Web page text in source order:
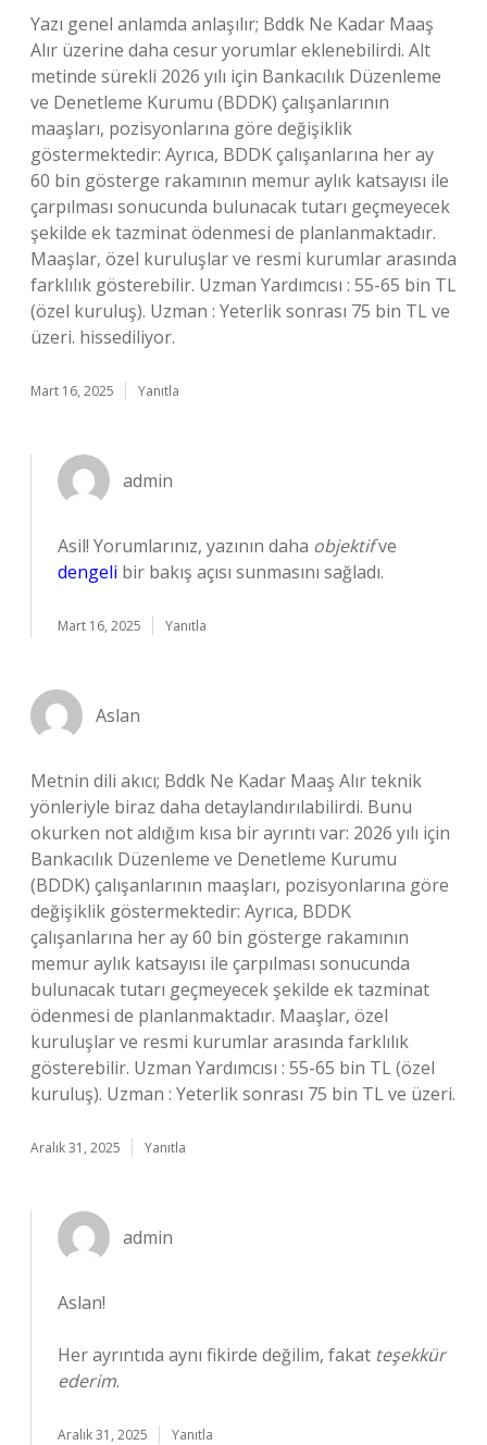
Yazı genel anlamda anlaşılır; Bddk Ne Kadar Maaş
Alır üzerine daha cesur yorumlar eklenebilirdi. Alt
metinde sürekli 2026 yılı için Bankacılık Düzenleme
ve Denetleme Kurumu (BDDK) çalışanlarının
maaşları, pozisyonlarına göre değişiklik
göstermektedir: Ayrıca, BDDK çalışanlarına her ay
60 bin gösterge rakamının memur aylık katsayısı ile
çarpılması sonucunda bulunacak tutarı geçmeyecek
şekilde ek tazminat ödenmesi de planlanmaktadır.
Maaşlar, özel kuruluşlar ve resmi kurumlar arasında
farklılık gösterebilir. Uzman Yardımcısı : 55-65 bin TL
(özel kuruluş). Uzman : Yeterlik sonrası 75 bin TL ve
üzeri. hissediliyor.
Mart 16, 2025 Yanıtla
admin
Asil! Yorumlarınız, yazının daha objektifve
dengeli bir bakış açısı sunmasını sağladı.
Mart 16, 2025 Yanıtla
Aslan
Metnin dili akıcı; Bddk Ne Kadar Maaş Alır teknik
yönleriyle biraz daha detaylandırılabilirdi. Bunu
okurken not aldığım kısa bir ayrıntı var: 2026 yılı için
Bankacılık Düzenleme ve Denetleme Kurumu
(BDDK) çalışanlarının maaşları, pozisyonlarına göre
değişiklik göstermektedir: Ayrıca, BDDK
çalışanlarına her ay 60 bin gösterge rakamının
memur aylık katsayısı ile çarpılması sonucunda
bulunacak tutarı geçmeyecek şekilde ek tazminat
ödenmesi de planlanmaktadır. Maaşlar, özel
kuruluşlar ve resmi kurumlar arasında farklılık
gösterebilir. Uzman Yardımcısı : 55-65 bin TL (özel
kuruluş). Uzman : Yeterlik sonrası 75 bin TL ve üzeri.
Aralık 31, 2025 Yanıtla
admin
Aslan!
Her ayrıntıda aynı fikirde değilim, fakat teşekkür
ederim.
Aralık 31, 2025 Yanıtla